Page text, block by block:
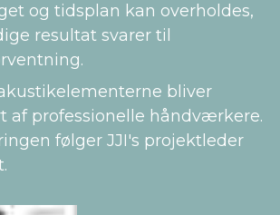
og tidsplan kan overholdes,
resultat svarer til
bliver
af professionelle håndværkere.
følger JJI's projektleder